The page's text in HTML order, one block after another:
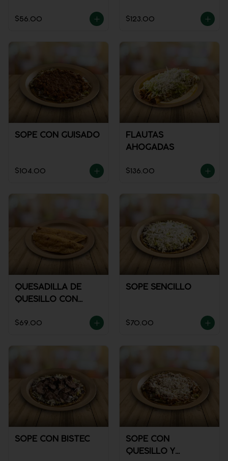
$56.00 $123.00
SOPE CON GUISADO
$104.00
FLAUTAS
AHOGADAS
$136.00
QUESADILLA DE
QUESILLO CON
$69.00
SOPE SENCILLO
$70.00
SOPE CON BISTEC
SOPE CON
QUESILLO Y